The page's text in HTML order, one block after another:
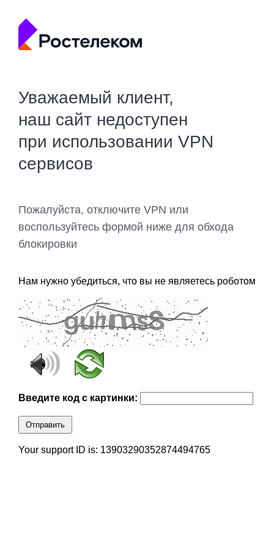
Уважаемый клиент,
наш сайт недоступен
при использовании VPN
сервисов
Пожалуйста, отключите VPN или
воспользуйтесь формой ниже для обхода
блокировки
Нам нужно убедиться, что вы не являетесь роботом
Введите код с картинки:
Отправить
Your support ID is: 13903290352874494765